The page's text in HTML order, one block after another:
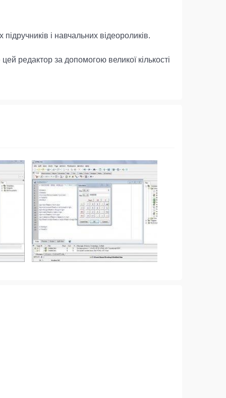
і навчальних відеороликів.
редактор за допомогою великої кількості